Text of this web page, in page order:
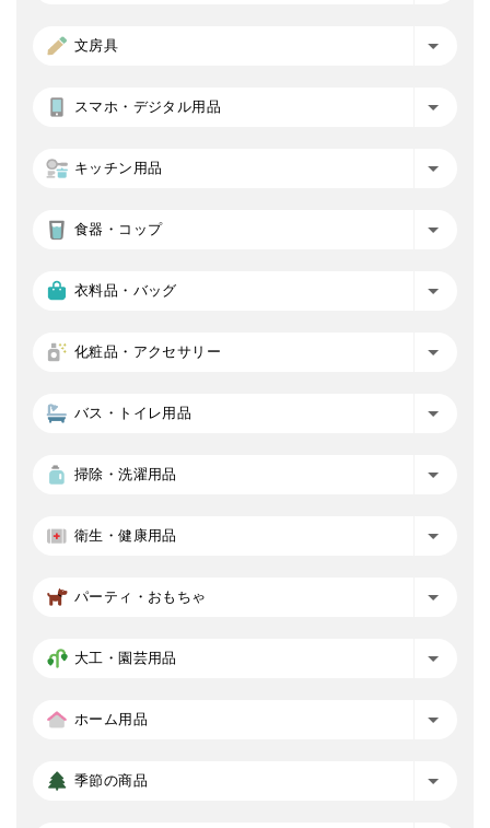
文房具
スマホ・デジタル用品
キッチン用品
食器・コップ
衣料品・バッグ
化粧品・アクセサリー
バス・トイレ用品
掃除・洗濯用品
衛生・健康用品
パーティ・おもちゃ
大工・園芸用品
ホーム用品
季節の商品